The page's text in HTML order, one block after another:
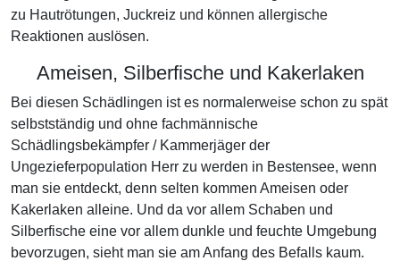
zu Hautrötungen, Juckreiz und können allergische
Reaktionen auslösen.
Ameisen, Silberfische und Kakerlaken
Bei diesen Schädlingen ist es normalerweise schon zu spät
selbstständig und ohne fachmännische
Schädlingsbekämpfer / Kammerjäger der
Ungezieferpopulation Herr zu werden in Bestensee, wenn
man sie entdeckt, denn selten kommen Ameisen oder
Kakerlaken alleine. Und da vor allem Schaben und
Silberfische eine vor allem dunkle und feuchte Umgebung
bevorzugen, sieht man sie am Anfang des Befalls kaum.